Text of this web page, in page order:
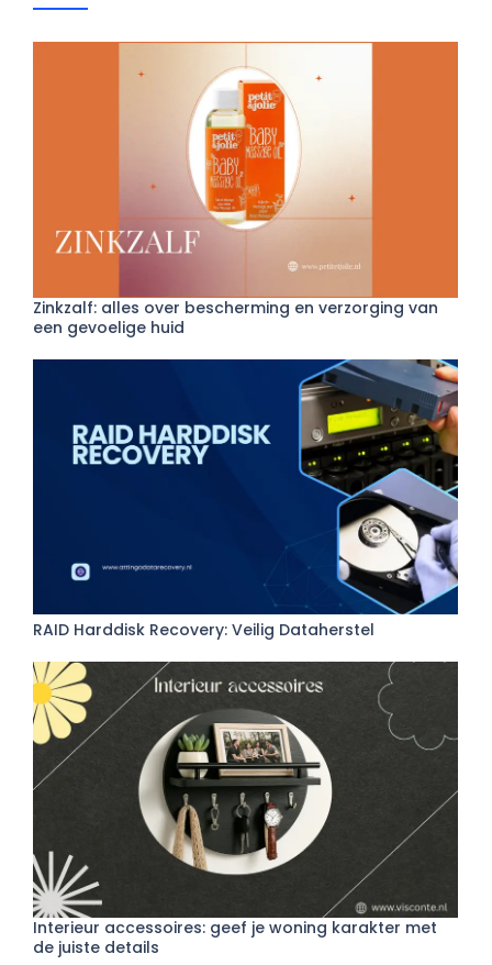
Zinkzalf: alles over bescherming en verzorging van
een gevoelige huid
RAID Harddisk Recovery: Veilig Dataherstel
Interieur accessoires: geef je woning karakter met
de juiste details